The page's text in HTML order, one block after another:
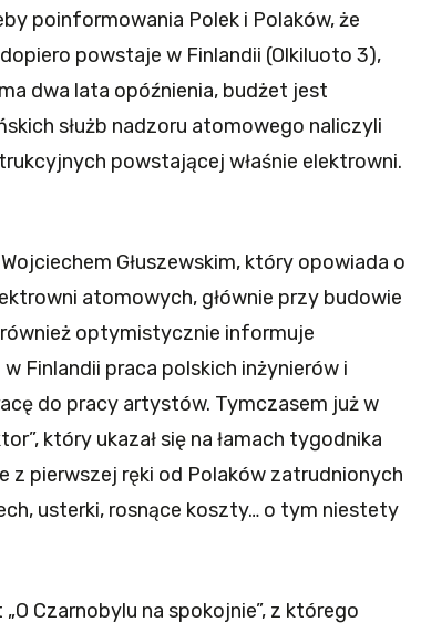
poinformowania Polek i Polaków, że
powstaje w Finlandii (Olkiluoto 3),
dwa lata opóźnienia, budżet jest
służb nadzoru atomowego naliczyli
powstającej właśnie elektrowni.
Głuszewskim, który opowiada o
atomowych, głównie przy budowie
również optymistycznie informuje
Finlandii praca polskich inżynierów i
do pracy artystów. Tymczasem już w
który ukazał się na łamach tygodnika
z pierwszej ręki od Polaków zatrudnionych
usterki, rosnące koszty… o tym niestety
Czarnobylu na spokojnie”, z którego